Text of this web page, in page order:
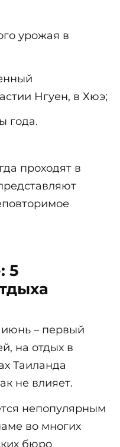
урожая в
Нгуен, в Хюэ;
года.
проходят в
5
июнь – первый
на отдых в
Таиланда
не влияет.
непопулярным
во многих
бюро